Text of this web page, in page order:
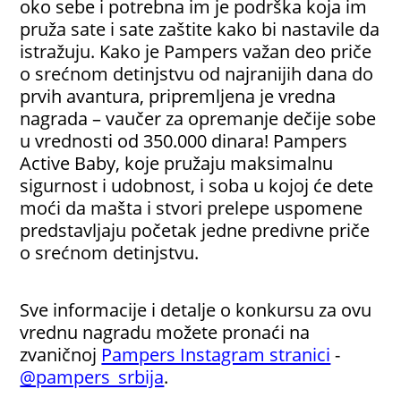
oko sebe i potrebna im je podrška koja im
pruža sate i sate zaštite kako bi nastavile da
istražuju. Kako je Pampers važan deo priče
o srećnom detinjstvu od najranijih dana do
prvih avantura, pripremljena je vredna
nagrada – vaučer za opremanje dečije sobe
u vrednosti od 350.000 dinara! Pampers
Active Baby, koje pružaju maksimalnu
sigurnost i udobnost, i soba u kojoj će dete
moći da mašta i stvori prelepe uspomene
predstavljaju početak jedne predivne priče
o srećnom detinjstvu.
Sve informacije i detalje o konkursu za ovu
vrednu nagradu možete pronaći na
zvaničnoj Pampers Instagram stranici -
@pampers_srbija.